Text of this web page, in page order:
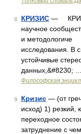
8 КРИЗИС —
научное
и методологиче
исследования. В
устойчивые
данных,&#8230; …
Философская
9 Кризис — (от
исход) 1) резкий,
переходное
затруднение с